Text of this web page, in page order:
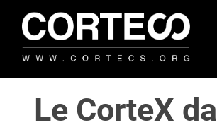
t
Le CorteX